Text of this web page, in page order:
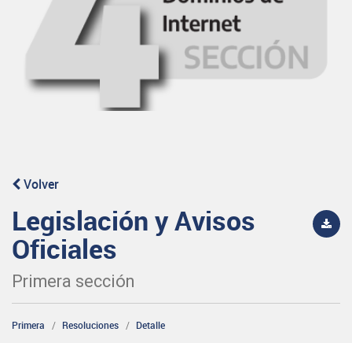
Volver
Legislación y Avisos
Oficiales
Primera sección
Primera Resoluciones Detalle